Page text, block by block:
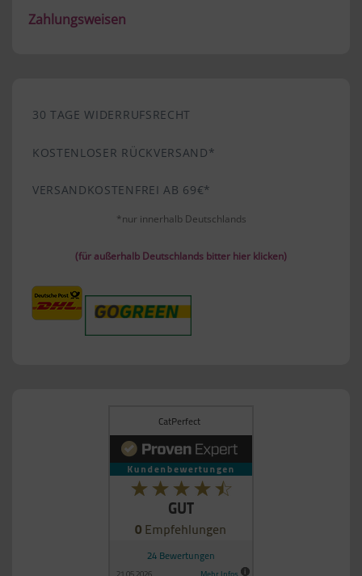
Zahlungsweisen
30 TAGE WIDERRUFSRECHT
KOSTENLOSER RÜCKVERSAND*
VERSANDKOSTENFREI AB 69€*
*nur innerhalb Deutschlands
(für außerhalb Deutschlands bitter hier klicken)